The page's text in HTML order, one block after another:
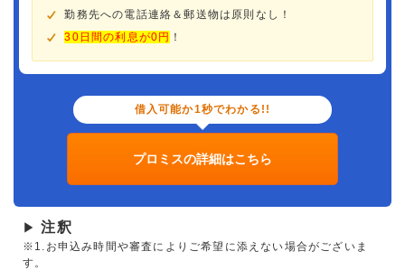
勤務先への電話連絡＆郵送物は原則なし！
30日間の利息が0円 ！
借入可能か1秒でわかる!!
プロミスの詳細はこちら
▶ 注釈
※1.お申込み時間や審査によりご希望に添えない場合がございま
す。